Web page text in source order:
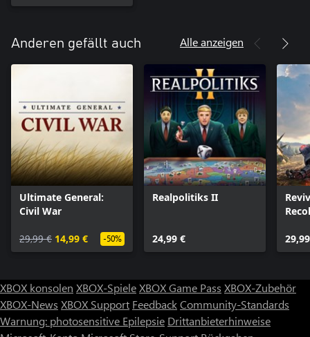
Anderen gefällt auch Alle anzeigen
Ultimate General:
Civil War
29,99 € 14,99 € -50%
Realpolitiks II
24,99 €
XBOX konsolen XBOX-SpieleXBOX Game Pass XBOX-Zubehör
XBOX-News XBOX Support FeedbackCommunity-Standards
Warnung: photosensitive Epilepsie Drittanbieterhinweise